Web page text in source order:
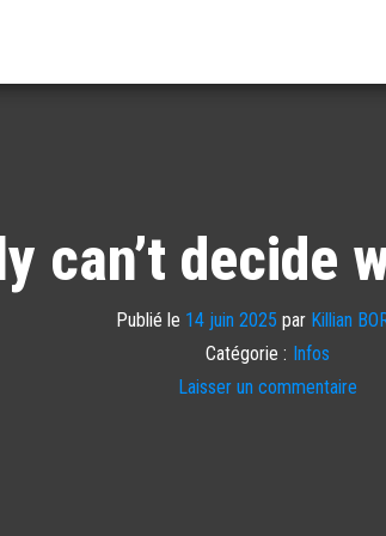
can’t decide
Publié le 14 juin 2025 par Killian
Catégorie : Infos
Laisser un commentaire